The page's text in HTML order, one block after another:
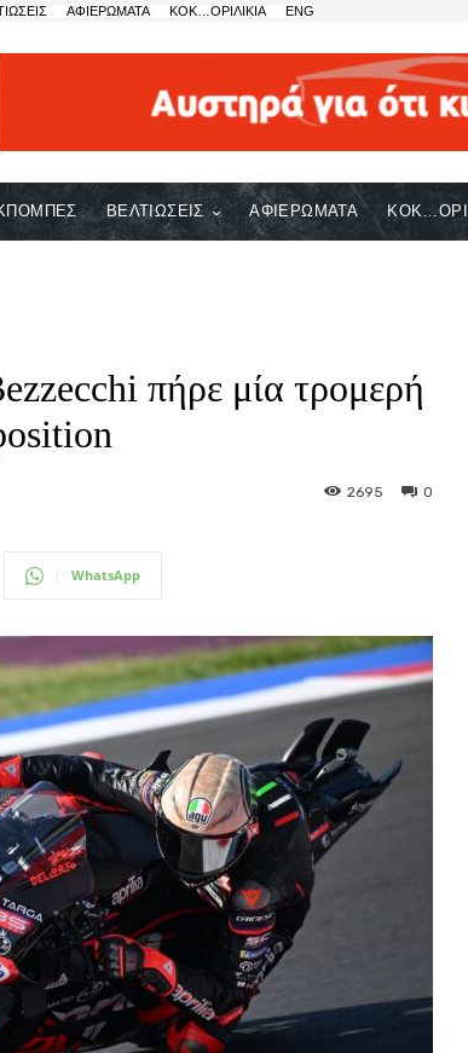
ΑΦΙΕΡΩΜΑΤΑ ΚΟΚ…ΟΡΙΛΙΚΙΑ ENG
ΒΕΛΤΙΩΣΕΙΣ ΑΦΙΕΡΩΜΑΤΑ
πήρε μία τρομερή
0
2695
WhatsApp